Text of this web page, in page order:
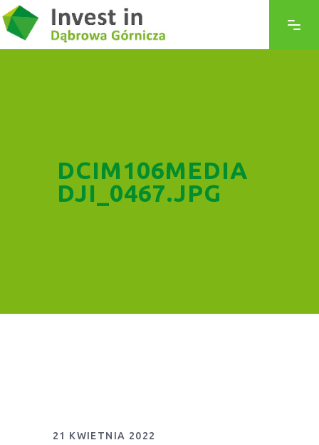
DCIM106MEDIA
DJI_0467.JPG
21 KWIETNIA 2022